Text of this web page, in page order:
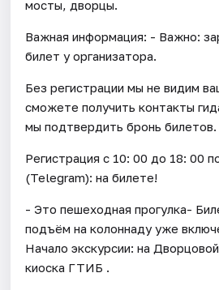
мосты, дворцы.
Важная информация: - Важно:
билет у организатора.
Без регистрации мы не видим
сможете получить контакты
мы подтвердить бронь билетов.
Регистрация с 10: 00 до 18: 00
(Telegram): на билете!
- Это пешеходная прогулка-
подъём на колоннаду уже
Начало экскурсии: на
киоска ГТИБ .